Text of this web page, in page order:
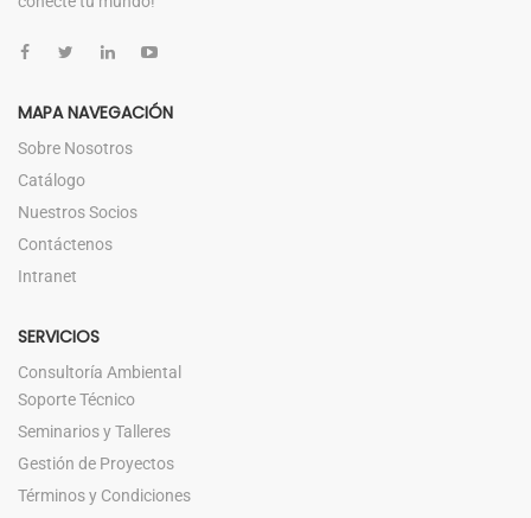
MAPA NAVEGACIÓN
Sobre Nosotros
Catálogo
Nuestros Socios
Contáctenos
Intranet
SERVICIOS
Consultoría Ambiental
Soporte Técnico
Seminarios y Talleres
Gestión de Proyectos
Términos y Condiciones